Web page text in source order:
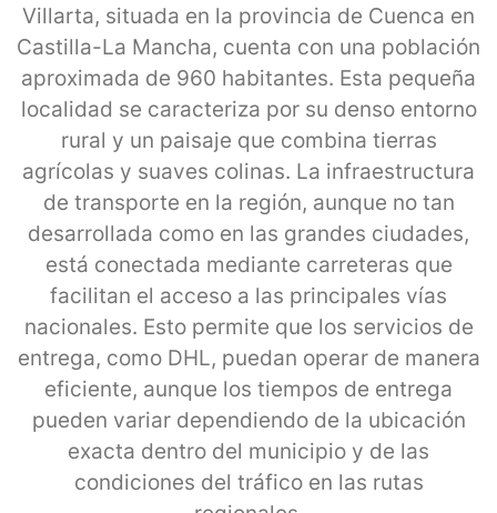
Villarta, situada en la provincia de Cuenca en
Castilla-La Mancha, cuenta con una población
aproximada de 960 habitantes. Esta pequeña
localidad se caracteriza por su denso entorno
rural y un paisaje que combina tierras
agrícolas y suaves colinas. La infraestructura
de transporte en la región, aunque no tan
desarrollada como en las grandes ciudades,
está conectada mediante carreteras que
facilitan el acceso a las principales vías
nacionales. Esto permite que los servicios de
entrega, como DHL, puedan operar de manera
eficiente, aunque los tiempos de entrega
pueden variar dependiendo de la ubicación
exacta dentro del municipio y de las
condiciones del tráfico en las rutas